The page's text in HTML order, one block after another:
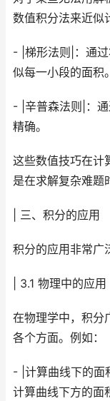
数值积分法来近似
- |梯形法则|：通
似每一小段的面积。
- |辛普森法则|：
精确。
这些数值技巧在计
是在求解复杂难题
| 三、积分的应用
积分的应用非常广
| 3.1 物理中的应用
在物理学中，积分
各个方面。例如：
- |计算曲线下的面
计算曲线下方的面